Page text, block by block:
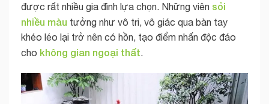
được rất nhiều gia đình lựa chọn. Những viên sỏi
nhiều màu tưởng như vô tri, vô giác qua bàn tay
khéo léo lại trở nên có hồn, tạo điểm nhấn độc đáo
cho không gian ngoại thất.